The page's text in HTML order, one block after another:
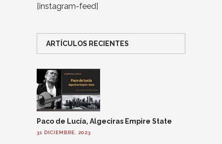
[instagram-feed]
ARTÍCULOS RECIENTES
Paco de Lucía, Algeciras Empire State
31 DICIEMBRE, 2023